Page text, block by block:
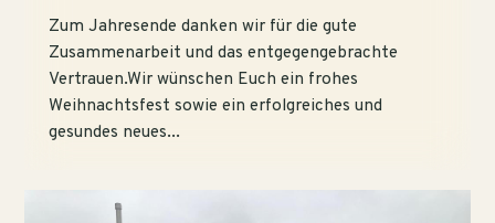
Zum Jahresende danken wir für die gute
Zusammenarbeit und das entgegengebrachte
Vertrauen.Wir wünschen Euch ein frohes
Weihnachtsfest sowie ein erfolgreiches und
gesundes neues...